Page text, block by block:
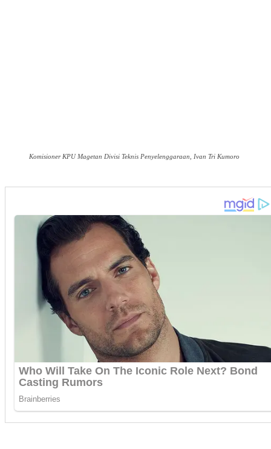
Komisioner KPU Magetan Divisi Teknis Penyelenggaraan, Ivan Tri Kumoro